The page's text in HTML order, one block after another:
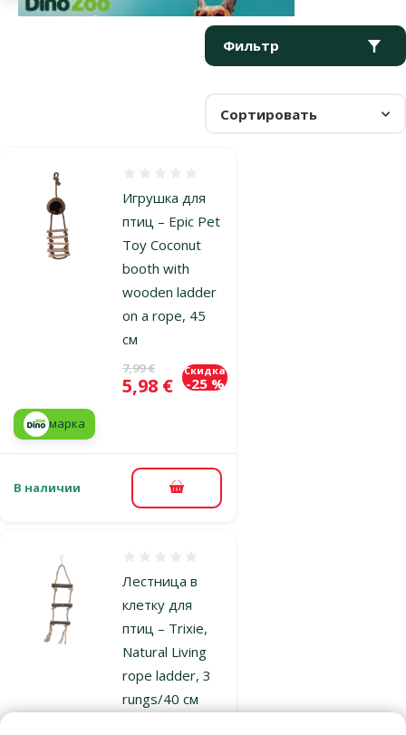
Фильтр
Сортировать
Продукты в категории Веревки и лесенки
Игрушка для
птиц – Epic Pet
Toy Coconut
booth with
wooden ladder
on a rope, 45
см
Исходная цена
7,99 €
Цена
5,98 €
Скидка
-25 %
марка
В наличии В корзину
Лестница в
клетку для
птиц – Trixie,
Natural Living
rope ladder, 3
rungs/40 см